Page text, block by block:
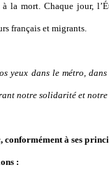
à la mort. Chaque jour,
français et migrants.
yeux dans le métro,
notre solidarité et
à ses
: